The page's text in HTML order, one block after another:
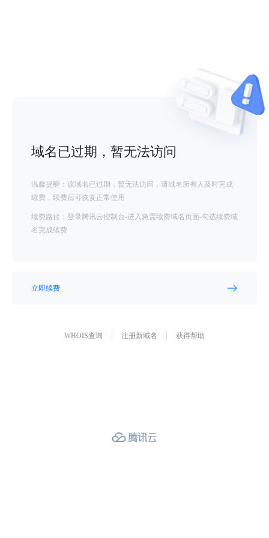
域名已过期，暂无法访问
温馨提醒：该域名已过期，暂无法访问，请域名所有人及时完成
续费，续费后可恢复正常使用
续费路径：登录腾讯云控制台-进入急需续费域名页面-勾选续费域
名完成续费
立即续费
WHOIS查询 注册新域名 获得帮助